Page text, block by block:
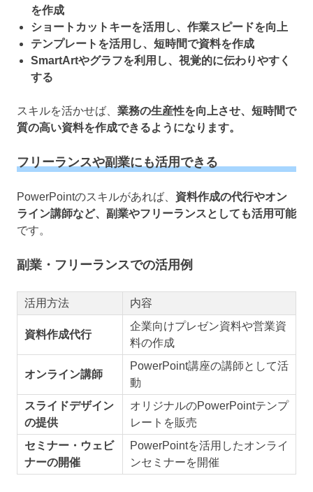
を作成
ショートカットキーを活用し、作業スピードを向上
テンプレートを活用し、短時間で資料を作成
SmartArtやグラフを利用し、視覚的に伝わりやすく
する
スキルを活かせば、 業務の生産性を向上させ、短時間で
質の高い資料を作成できるようになります。
フリーランスや副業にも活用できる
PowerPointのスキルがあれば、 資料作成の代行やオン
ライン講師など、副業やフリーランスとしても活用可能
です。
副業・フリーランスでの活用例
活用方法 内容
資料作成代行
企業向けプレゼン資料や営業資
料の作成
オンライン講師
PowerPoint講座の講師として活
動
スライドデザイン
の提供
オリジナルのPowerPointテンプ
レートを販売
セミナー・ウェビ
ナーの開催
PowerPointを活用したオンライ
ンセミナーを開催